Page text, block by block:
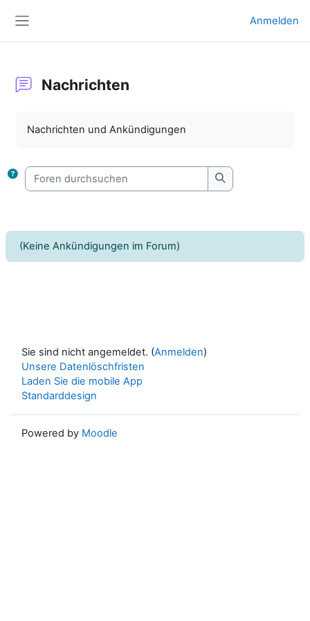
Anmelden
Nachrichten
Nachrichten und Ankündigungen
Foren durchsuchen
Foren
(Keine Ankündigungen im Forum)
Sie sind nicht angemeldet. (Anmelden)
Unsere Datenlöschfristen
Laden Sie die mobile App
Standarddesign
Powered by Moodle